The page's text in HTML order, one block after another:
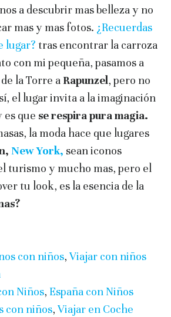
a descubrir mas belleza y no
mas y mas fotos. ¿Recuerdas
lugar? tras encontrar la carroza
con mi pequeña, pasamos a
la Torre a Rapunzel, pero no
el lugar invita a la imaginación
es que se respira pura magia.
la moda hace que lugares
New York, sean iconos
turismo y mucho mas, pero el
tu look, es la esencia de la
con niños, Viajar con niños
Niños, España con Niños
con niños, Viajar en Coche